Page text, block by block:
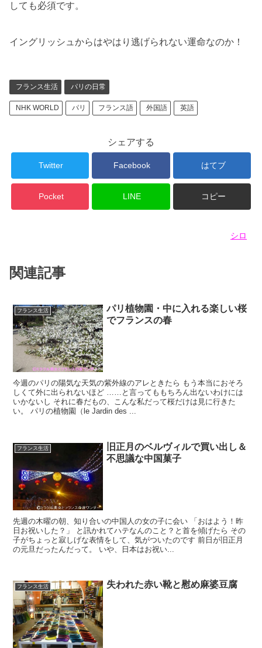
しても必須です。
イングリッシュからはやはり逃げられない運命なのか！
フランス生活 パリの日常
NHK WORLD パリ フランス語 外国語 英語
シェアする
Twitter Facebook はてブ
Pocket LINE コピー
シロ
関連記事
フランス生活
パリ植物園・中に入れる楽しい桜
でフランスの春
今週のパリの陽気な天気の紫外線のアレときたら もう本当におそろ
しくて外に出られないほど ……と言ってももちろん出ないわけには
いかないし それに春だもの、こんな私だって桜だけは見に行きた
い。 パリの植物園（le Jardin des ...
フランス生活
旧正月のベルヴィルで買い出し＆
不思議な中国菓子
先週の木曜の朝、知り合いの中国人の女の子に会い 「おはよう！昨
日お祝いした？」 と訊かれてハテなんのこと？と首を傾げたら その
子がちょっと寂しげな表情をして、気がついたのです 前日が旧正月
の元旦だったんだって。 いや、日本はお祝い...
フランス生活 失われた赤い靴と慰め麻婆豆腐